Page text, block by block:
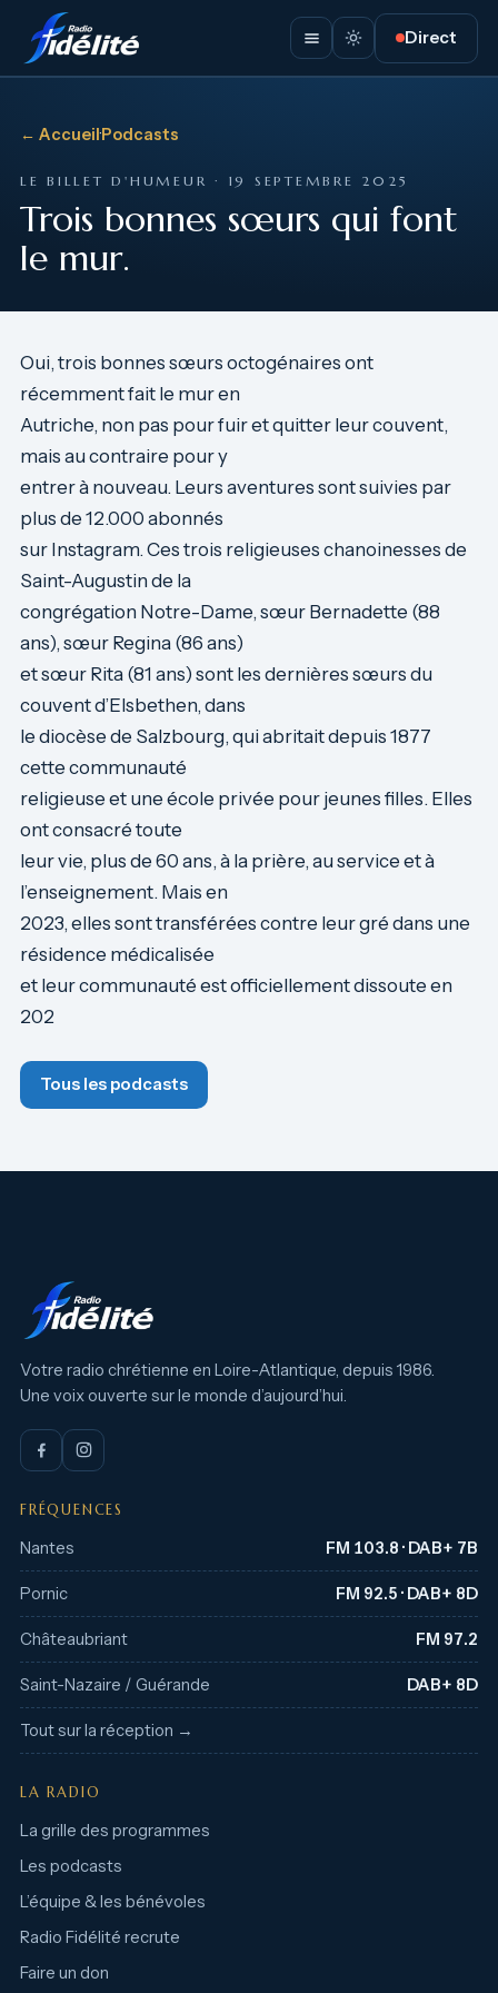
Direct
← Accueil·Podcasts
LE BILLET D'HUMEUR · 19 SEPTEMBRE 2025
Trois bonnes sœurs qui font
le mur.
Oui, trois bonnes sœurs octogénaires ont
récemment fait le mur en
Autriche, non pas pour fuir et quitter leur couvent,
mais au contraire pour y
entrer à nouveau. Leurs aventures sont suivies par
plus de 12.000 abonnés
sur Instagram. Ces trois religieuses chanoinesses de
Saint-Augustin de la
congrégation Notre-Dame, sœur Bernadette (88
ans), sœur Regina (86 ans)
et sœur Rita (81 ans) sont les dernières sœurs du
couvent d’Elsbethen, dans
le diocèse de Salzbourg, qui abritait depuis 1877
cette communauté
religieuse et une école privée pour jeunes filles. Elles
ont consacré toute
leur vie, plus de 60 ans, à la prière, au service et à
l’enseignement. Mais en
2023, elles sont transférées contre leur gré dans une
résidence médicalisée
et leur communauté est officiellement dissoute en
202
Tous les podcasts
Votre radio chrétienne en Loire-Atlantique, depuis 1986.
Une voix ouverte sur le monde d’aujourd’hui.
FRÉQUENCES
Nantes FM 103.8 · DAB+ 7B
Pornic FM 92.5 · DAB+ 8D
Châteaubriant FM 97.2
Saint-Nazaire / Guérande DAB+ 8D
Tout sur la réception →
LA RADIO
La grille des programmes
Les podcasts
L’équipe & les bénévoles
Radio Fidélité recrute
Faire un don